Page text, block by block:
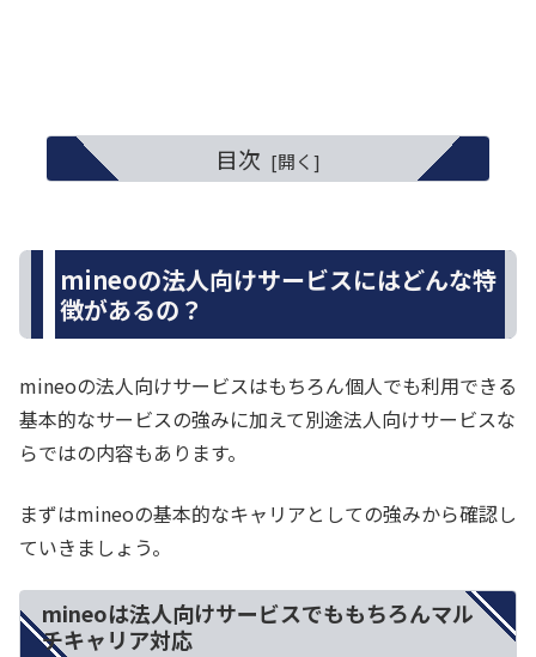
目次
mineoの法人向けサービスにはどんな特
徴があるの？
mineoの法人向けサービスはもちろん個人でも利用できる
基本的なサービスの強みに加えて別途法人向けサービスな
らではの内容もあります。
まずはmineoの基本的なキャリアとしての強みから確認し
ていきましょう。
mineoは法人向けサービスでももちろんマル
チキャリア対応